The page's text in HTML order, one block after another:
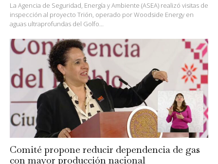
La Agencia de Seguridad, Energía y Ambiente (ASEA) realizó visitas de
inspección al proyecto Trión, operado por Woodside Energy en
aguas ultraprofundas del Golfo...
Comité propone reducir dependencia de gas
con mayor producción nacional